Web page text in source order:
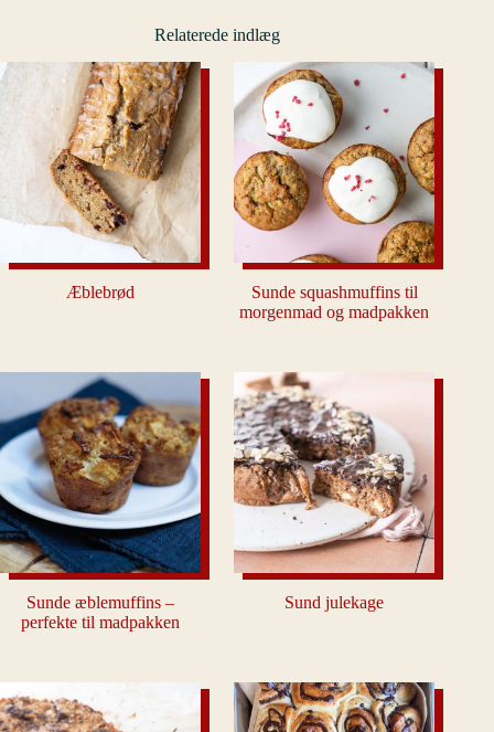
Relaterede indlæg
Æblebrød
Sunde squashmuffins til
morgenmad og madpakken
Sunde æblemuffins –
perfekte til madpakken
Sund julekage